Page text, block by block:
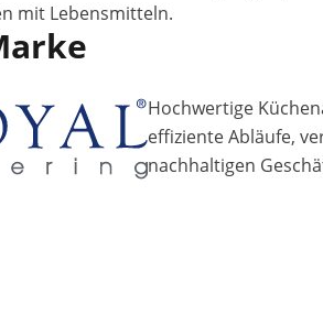
mit Lebensmitteln.
Hochwertige
effiziente Abläufe,
nachhaltigen